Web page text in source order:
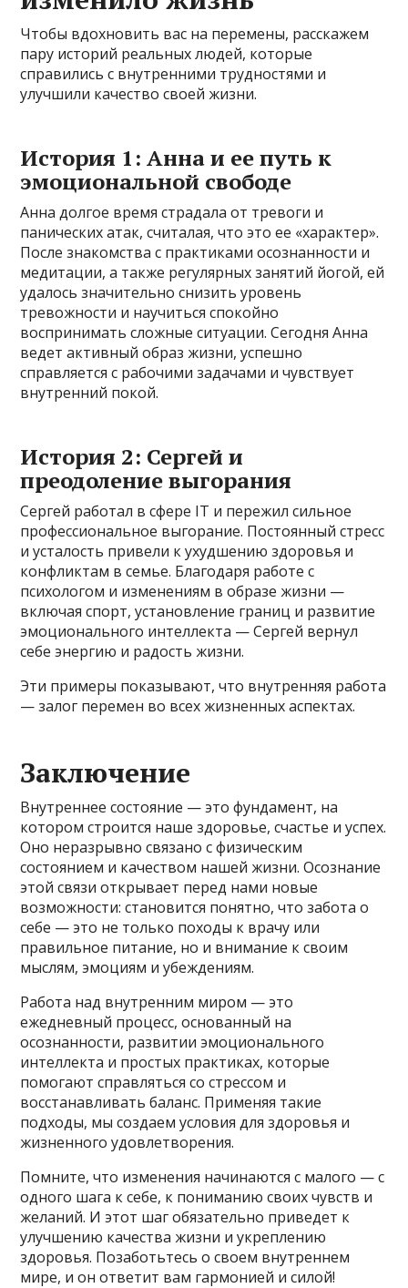
Чтобы вдохновить вас на перемены, расскажем
пару историй реальных людей, которые
справились с внутренними трудностями и
улучшили качество своей жизни.
История 1: Анна и ее путь к
эмоциональной свободе
Анна долгое время страдала от тревоги и
панических атак, считалая, что это ее «характер».
После знакомства с практиками осознанности и
медитации, а также регулярных занятий йогой, ей
удалось значительно снизить уровень
тревожности и научиться спокойно
воспринимать сложные ситуации. Сегодня Анна
ведет активный образ жизни, успешно
справляется с рабочими задачами и чувствует
внутренний покой.
История 2: Сергей и
преодоление выгорания
Сергей работал в сфере IT и пережил сильное
профессиональное выгорание. Постоянный стресс
и усталость привели к ухудшению здоровья и
конфликтам в семье. Благодаря работе с
психологом и изменениям в образе жизни —
включая спорт, установление границ и развитие
эмоционального интеллекта — Сергей вернул
себе энергию и радость жизни.
Эти примеры показывают, что внутренняя работа
— залог перемен во всех жизненных аспектах.
Заключение
Внутреннее состояние — это фундамент, на
котором строится наше здоровье, счастье и успех.
Оно неразрывно связано с физическим
состоянием и качеством нашей жизни. Осознание
этой связи открывает перед нами новые
возможности: становится понятно, что забота о
себе — это не только походы к врачу или
правильное питание, но и внимание к своим
мыслям, эмоциям и убеждениям.
Работа над внутренним миром — это
ежедневный процесс, основанный на
осознанности, развитии эмоционального
интеллекта и простых практиках, которые
помогают справляться со стрессом и
восстанавливать баланс. Применяя такие
подходы, мы создаем условия для здоровья и
жизненного удовлетворения.
Помните, что изменения начинаются с малого — с
одного шага к себе, к пониманию своих чувств и
желаний. И этот шаг обязательно приведет к
улучшению качества жизни и укреплению
здоровья. Позаботьтесь о своем внутреннем
мире, и он ответит вам гармонией и силой!